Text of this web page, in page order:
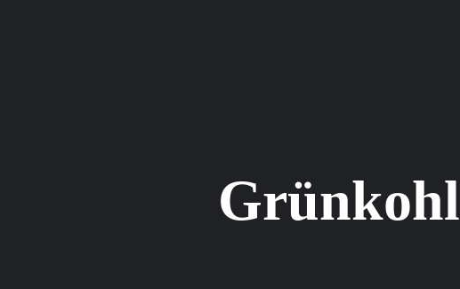
Grünkohl